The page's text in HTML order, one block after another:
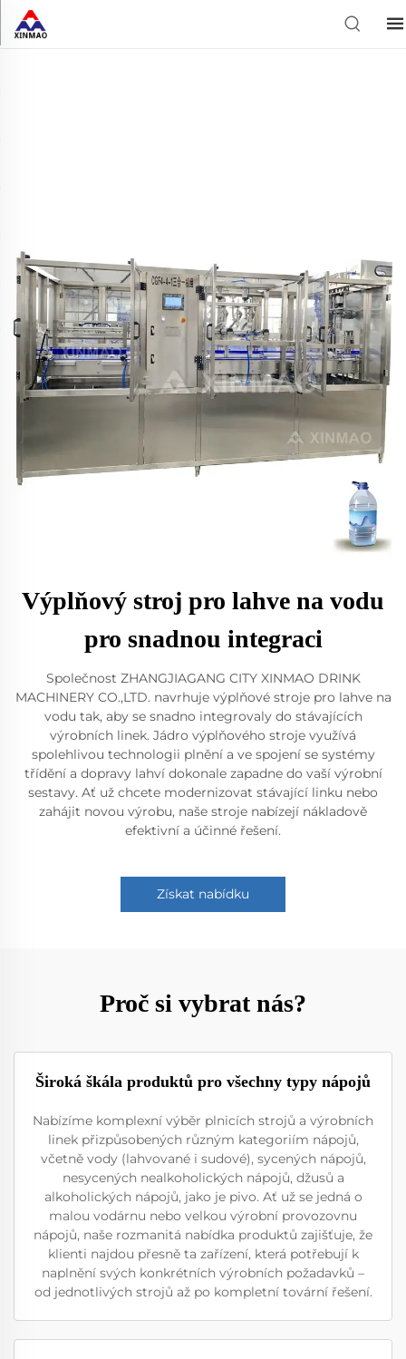
Výplňový stroj pro lahve na vodu
pro snadnou integraci
Společnost ZHANGJIAGANG CITY XINMAO DRINK
MACHINERY CO.,LTD. navrhuje výplňové stroje pro lahve na
vodu tak, aby se snadno integrovaly do stávajících
výrobních linek. Jádro výplňového stroje využívá
spolehlivou technologii plnění a ve spojení se systémy
třídění a dopravy lahví dokonale zapadne do vaší výrobní
sestavy. Ať už chcete modernizovat stávající linku nebo
zahájit novou výrobu, naše stroje nabízejí nákladově
efektivní a účinné řešení.
Získat nabídku
Proč si vybrat nás?
Široká škála produktů pro všechny typy nápojů
Nabízíme komplexní výběr plnicích strojů a výrobních
linek přizpůsobených různým kategoriím nápojů,
včetně vody (lahvované i sudové), sycených nápojů,
nesycených nealkoholických nápojů, džusů a
alkoholických nápojů, jako je pivo. Ať už se jedná o
malou vodárnu nebo velkou výrobní provozovnu
nápojů, naše rozmanitá nabídka produktů zajišťuje, že
klienti najdou přesně ta zařízení, která potřebují k
naplnění svých konkrétních výrobních požadavků –
od jednotlivých strojů až po kompletní tovární řešení.